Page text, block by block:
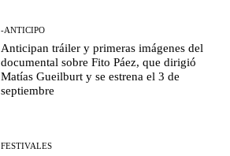
-ANTICIPO
Anticipan tráiler y primeras imágenes del
documental sobre Fito Páez, que dirigió
Matías Gueilburt y se estrena el 3 de
septiembre
FESTIVALES